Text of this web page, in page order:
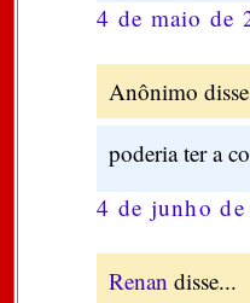
4 de maio de
Anônimo
poderia ter a
4 de junho
Renan disse...